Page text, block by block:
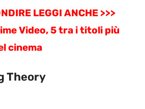
LEGGI ANCHE >>>
Video, 5 tra i titoli più
cinema
Theory